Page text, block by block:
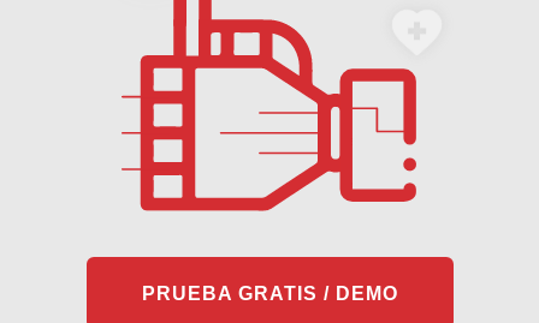
PRUEBA GRATIS / DEMO